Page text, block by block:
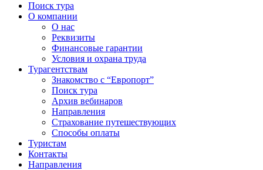
Поиск тура
О компании
О нас
Реквизиты
Финансовые гарантии
Условия и охрана труда
Турагентствам
Знакомство с “Европорт”
Поиск тура
Архив вебинаров
Направления
Страхование путешествующих
Способы оплаты
Туристам
Контакты
Направления